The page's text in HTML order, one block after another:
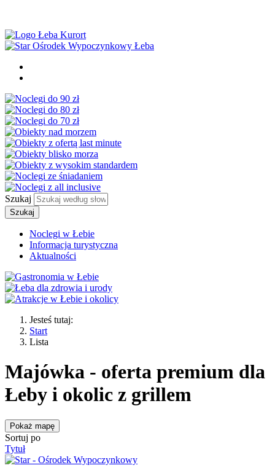
Szukaj
Szukaj
Noclegi w Łebie
Informacja turystyczna
Aktualności
Jesteś tutaj:
Start
Lista
Majówka - oferta premium dla
Łeby i okolic z grillem
Pokaż mapę
Sortuj po
Tytuł